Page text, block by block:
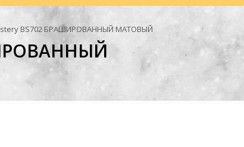
BS702 БРАШИРОВАННЫЙ МАТОВЫЙ